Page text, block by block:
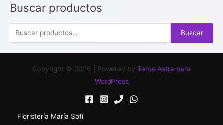
Buscar productos
u
Buscar
Copyright © 2026 | Powered by Tema Astra para
WordPress
Floristería María Sofí